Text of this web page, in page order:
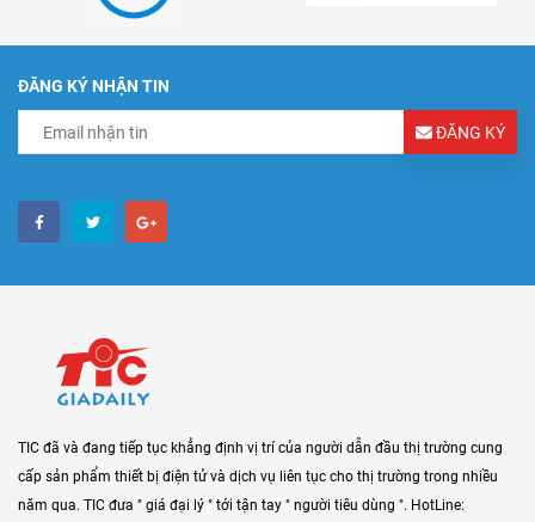
ĐĂNG KÝ NHẬN TIN
ĐĂNG KÝ
TIC đã và đang tiếp tục khẳng định vị trí của người dẫn đầu thị trường cung
cấp sản phẩm thiết bị điện tử và dịch vụ liên tục cho thị trường trong nhiều
năm qua. TIC đưa " giá đại lý " tới tận tay " người tiêu dùng ". HotLine: